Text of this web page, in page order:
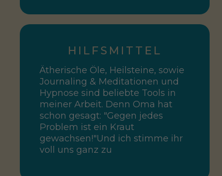
HILFSMITTEL
Ätherische Öle, Heilsteine, sowie
Journaling & Meditationen und
Hypnose sind beliebte Tools in
meiner Arbeit. Denn Oma hat
schon gesagt: "Gegen jedes
Problem ist ein Kraut
gewachsen!"Und ich stimme ihr
voll uns ganz zu